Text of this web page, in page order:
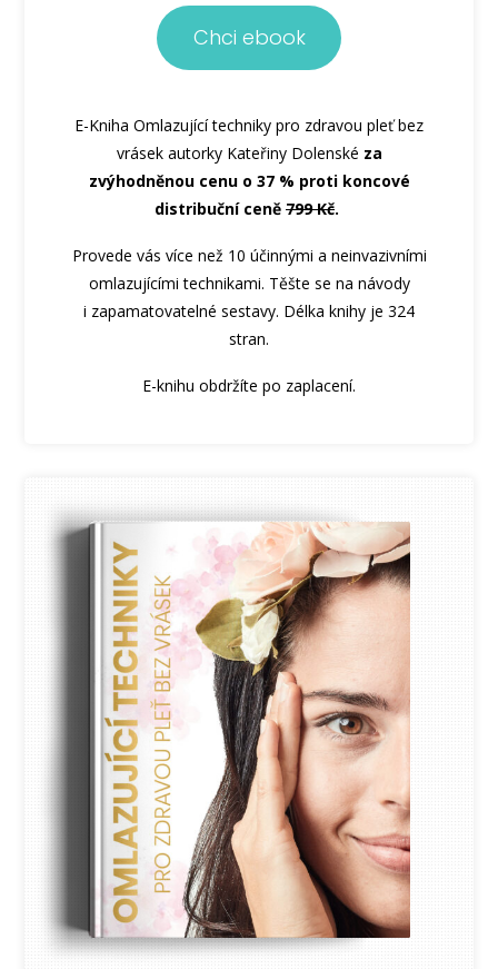
Chci ebook
E-Kniha Omlazující techniky pro zdravou pleť bez
vrásek autorky Kateřiny Dolenské za
zvýhodněnou cenu o 37 % proti koncové
distribuční ceně 799 Kč.
Provede vás více než 10 účinnými a neinvazivními
omlazujícími technikami. Těšte se na návody
i zapamatovatelné sestavy. Délka knihy je 324
stran.
E-knihu obdržíte po zaplacení.